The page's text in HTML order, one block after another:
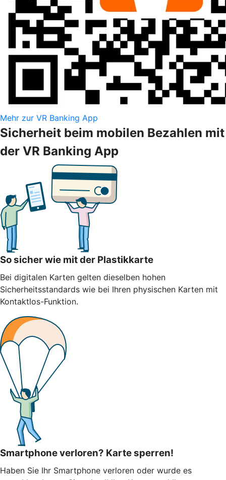
Mehr zur VR Banking App
Sicherheit beim mobilen Bezahlen mit
der VR Banking App
So sicher wie mit der Plastikkarte
Bei digitalen Karten gelten dieselben hohen
Sicherheitsstandards wie bei Ihren physischen Karten mit
Kontaktlos-Funktion.
Smartphone verloren? Karte sperren!
Haben Sie Ihr Smartphone verloren oder wurde es